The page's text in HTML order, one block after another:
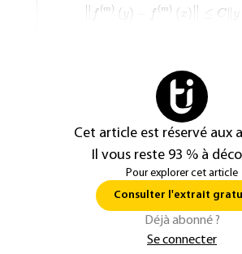
Cet article est réservé aux
Il vous reste 93 % à
Pour explorer cet article
Consulter l'extrait
Déjà abonné ?
Se connecter